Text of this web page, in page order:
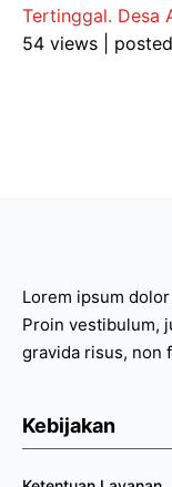
Tertinggal. Desa
54 views
Lorem ipsum
Proin vestibulum,
gravida risus, non
Kebijakan